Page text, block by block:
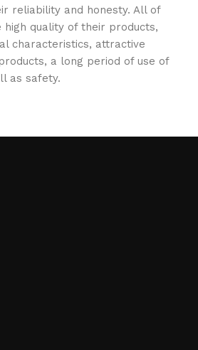
reliability and honesty. All of
quality of their products,
characteristics, attractive
a long period of use of
as safety.